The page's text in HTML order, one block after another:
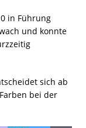
in Führung
und konnte
sich ab
bei der